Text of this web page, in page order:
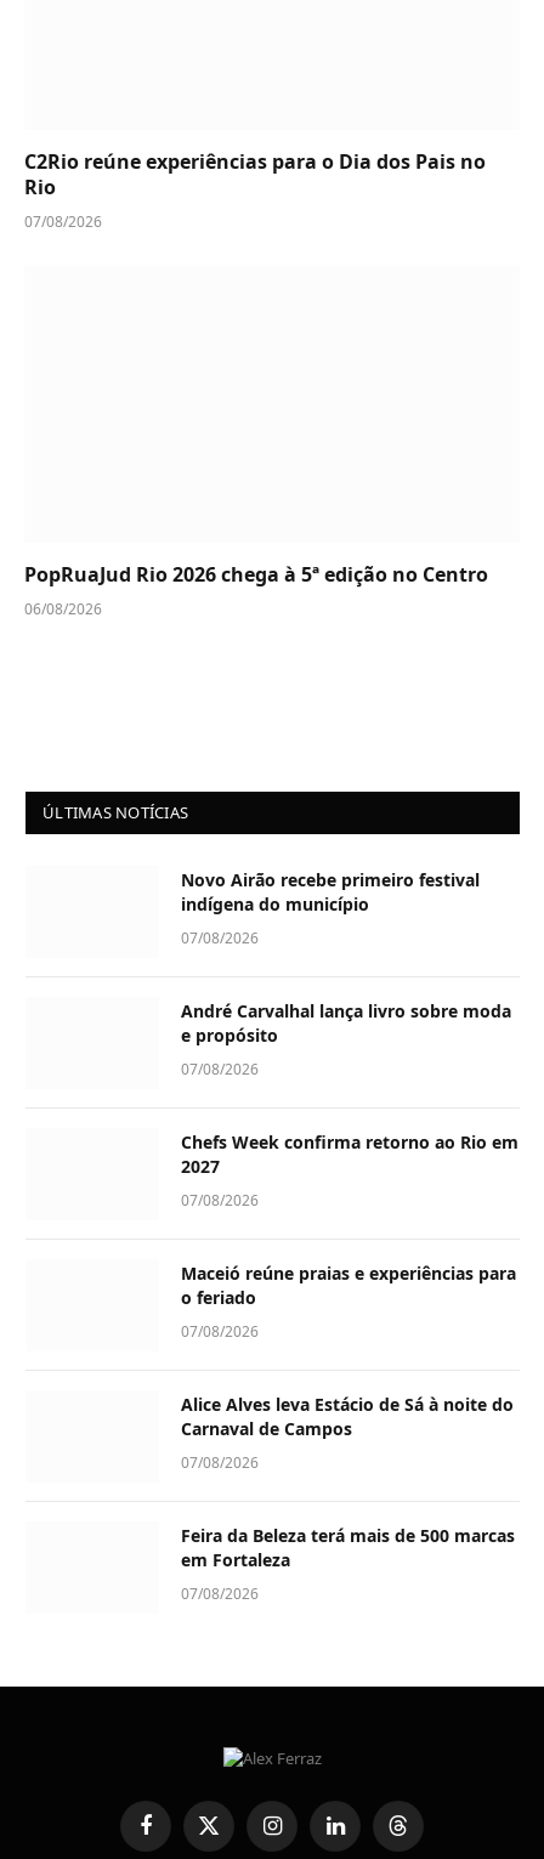
C2Rio reúne experiências para o Dia dos Pais no
Rio
07/08/2026
PopRuaJud Rio 2026 chega à 5ª edição no Centro
06/08/2026
ÚLTIMAS NOTÍCIAS
Novo Airão recebe primeiro festival
indígena do município
07/08/2026
André Carvalhal lança livro sobre moda
e propósito
07/08/2026
Chefs Week confirma retorno ao Rio em
2027
07/08/2026
Maceió reúne praias e experiências para
o feriado
07/08/2026
Alice Alves leva Estácio de Sá à noite do
Carnaval de Campos
07/08/2026
Feira da Beleza terá mais de 500 marcas
em Fortaleza
07/08/2026
FacebookX
InstagramLinkedInThreads